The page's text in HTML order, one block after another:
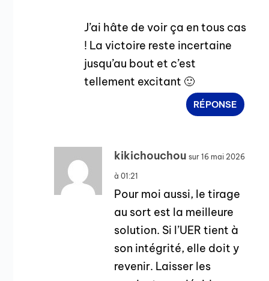
J’ai hâte de voir ça en tous cas
! La victoire reste incertaine
jusqu’au bout et c’est
tellement excitant 🙂
RÉPONSE
kikichouchou sur 16 mai 2026
à 01:21
Pour moi aussi, le tirage
au sort est la meilleure
solution. Si l’UER tient à
son intégrité, elle doit y
revenir. Laisser les